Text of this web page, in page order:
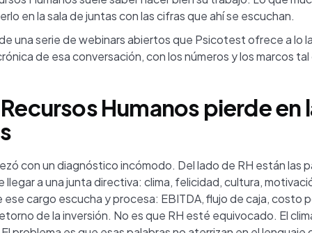
en la sala de juntas con las cifras que ahí se escuchan.
una serie de webinars abiertos que Psicotest ofrece a lo
de esa conversación, con los números y los marcos
Humanos pierde en
con un diagnóstico incómodo. Del lado de RH están las
llegar a una junta directiva: clima, felicidad, cultura,
ese cargo escucha y procesa: EBITDA, flujo de caja, costo
de la inversión. No es que RH esté equivocado. El